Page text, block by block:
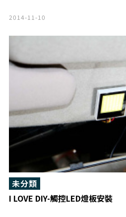
2014-11-10
I LOVE DIY-觸控LED燈板安裝
未分類